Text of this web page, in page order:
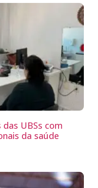
UBSs com
da saúde